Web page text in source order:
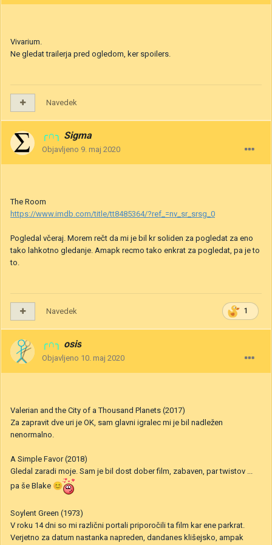
Vivarium.
Ne gledat trailerja pred ogledom, ker spoilers.
Navedek
╭∩╮ Sigma
Objavljeno 9. maj 2020
The Room
https://www.imdb.com/title/tt8485364/?ref_=nv_sr_srsg_0
Pogledal včeraj. Morem rečt da mi je bil kr soliden za pogledat za eno
tako lahkotno gledanje. Amapk recmo tako enkrat za pogledat, pa je to
to.
1
Navedek
╭∩╮ osis
Objavljeno 10. maj 2020
Valerian and the City of a Thousand Planets (2017)
Za zapravit dve uri je OK, sam glavni igralec mi je bil nadležen
nenormalno.
A Simple Favor (2018)
Gledal zaradi moje. Sam je bil dost dober film, zabaven, par twistov ...
pa še Blake 😊
Soylent Green (1973)
V roku 14 dni so mi različni portali priporočili ta film kar ene parkrat.
Verjetno za datum nastanka napreden, dandanes klišejsko, ampak